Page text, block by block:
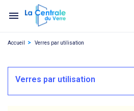
Accueil Verres par utilisation
Verres par utilisation